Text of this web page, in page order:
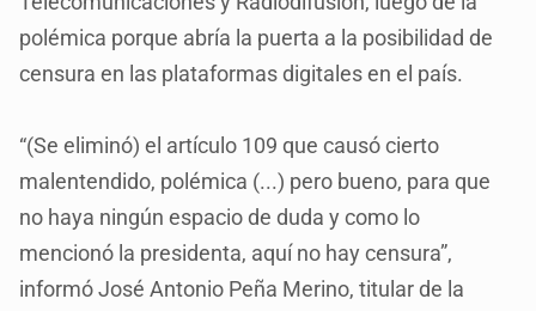
polémica porque abría la puerta a la posibilidad de
censura en las plataformas digitales en el país.
“(Se eliminó) el artículo 109 que causó cierto
malentendido, polémica (...) pero bueno, para que
no haya ningún espacio de duda y como lo
mencionó la presidenta, aquí no hay censura”,
informó José Antonio Peña Merino, titular de la